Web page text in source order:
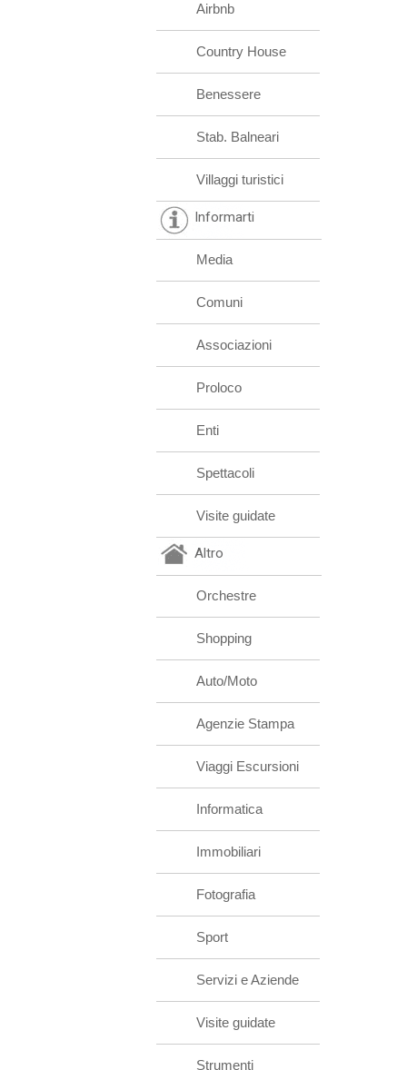
Airbnb
Country House
Benessere
Stab. Balneari
Villaggi turistici
Informarti
Media
Comuni
Associazioni
Proloco
Enti
Spettacoli
Visite guidate
Altro
Orchestre
Shopping
Auto/Moto
Agenzie Stampa
Viaggi Escursioni
Informatica
Immobiliari
Fotografia
Sport
Servizi e Aziende
Visite guidate
Strumenti